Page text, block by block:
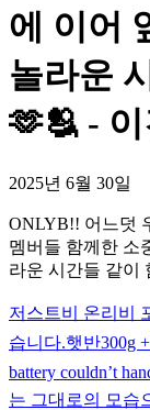
에 이어
놀라운
🫶🫂 -
2025년 6월 30일
ONLYB!! 어느덧
멤버들 함께한 소
라운 시간들 같이
저스트비 온리비
습니다.햇반300g +
battery couldn’t
는 그대로의 모습